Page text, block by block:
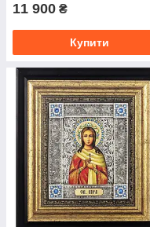
11 900 ₴
Купити